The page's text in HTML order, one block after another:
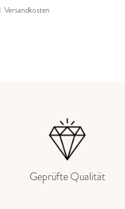
Versandkosten
Geprüfte Qualität